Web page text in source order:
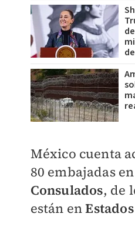
México cuenta
80 embajadas
Consulados, de
están en